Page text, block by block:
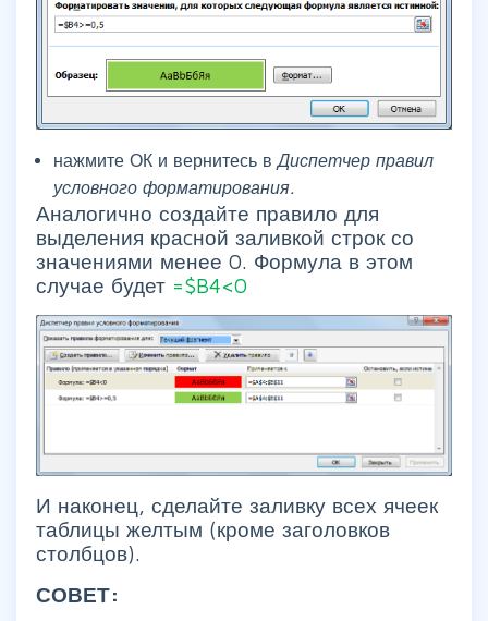
нажмите ОК и вернитесь вДиспетчер правил
условного форматирования.
Аналогично создайте правило для
выделения краcной заливкой строк со
значениями менее 0. Формула в этом
случае будет =$B4<0
И наконец, сделайте заливку всех ячеек
таблицы желтым (кроме заголовков
столбцов).
СОВЕТ: